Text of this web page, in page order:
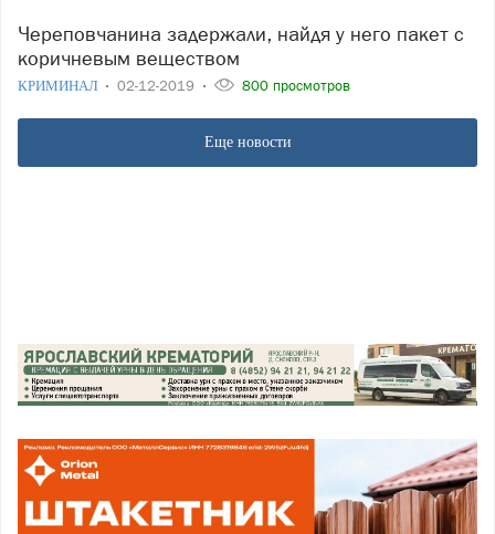
Череповчанина задержали, найдя у него пакет с
коричневым веществом
КРИМИНАЛ 02-12-2019 800 просмотров
Еще новости